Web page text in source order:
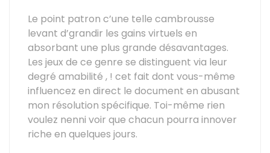
Le point patron c’une telle cambrousse
levant d’grandir les gains virtuels en
absorbant une plus grande désavantages.
Les jeux de ce genre se distinguent via leur
degré amabilité , ! cet fait dont vous-même
influencez en direct le document en abusant
mon résolution spécifique. Toi-même rien
voulez nenni voir que chacun pourra innover
riche en quelques jours.